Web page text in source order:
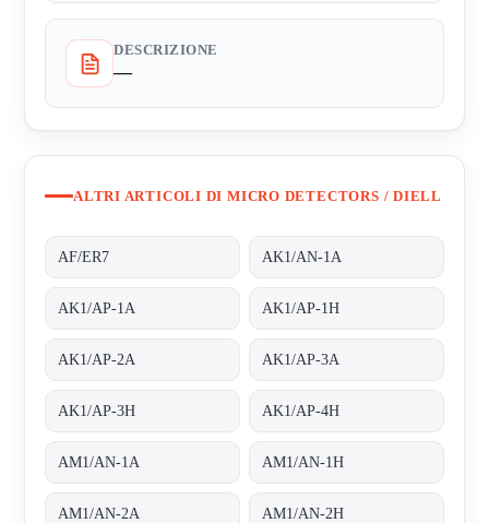
DESCRIZIONE
—
ALTRI ARTICOLI DI MICRO DETECTORS / DIELL
AF/ER7 AK1/AN-1A
AK1/AP-1A AK1/AP-1H
AK1/AP-2A AK1/AP-3A
AK1/AP-3H AK1/AP-4H
AM1/AN-1A AM1/AN-1H
AM1/AN-2A AM1/AN-2H